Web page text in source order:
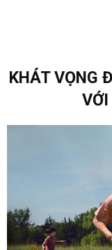
KHÁT VỌNG